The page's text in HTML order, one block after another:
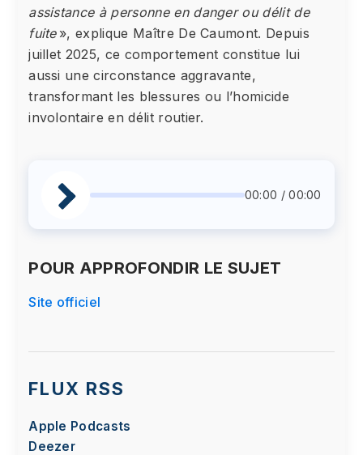
assistance à personne en danger ou délit de
fuite», explique Maître De Caumont. Depuis
juillet 2025, ce comportement constitue lui
aussi une circonstance aggravante,
transformant les blessures ou l’homicide
involontaire en délit routier.
00:00 / 00:00
POUR APPROFONDIR LE SUJET
Site officiel
FLUX RSS
Apple Podcasts
Deezer